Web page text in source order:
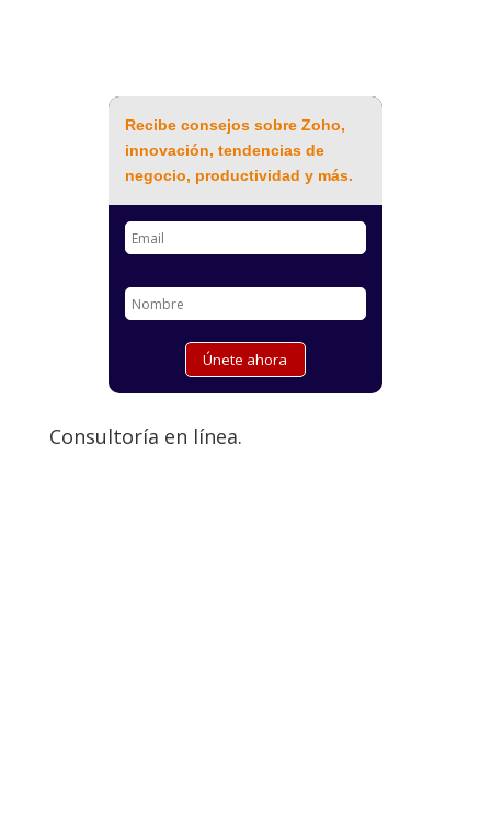
Recibe consejos sobre Zoho,
innovación, tendencias de
negocio, productividad y más.
Consultoría en línea.